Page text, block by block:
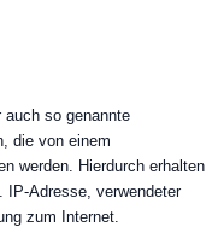
auch so genannte
die von einem
werden. Hierdurch erhalten
Adresse, verwendeter
zum Internet.